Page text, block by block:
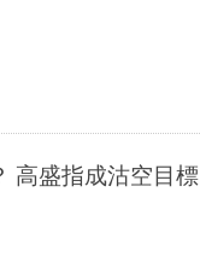
高盛指成沽空目標